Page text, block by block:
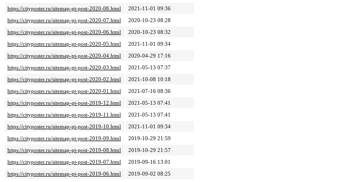
https://cityposter.ru/sitemap-pt-post-2020-08.html
2021-11-01 09:36
https://cityposter.ru/sitemap-pt-post-2020-07.html
2020-10-23 08:28
https://cityposter.ru/sitemap-pt-post-2020-06.html
2020-10-23 08:32
https://cityposter.ru/sitemap-pt-post-2020-05.html
2021-11-01 09:34
https://cityposter.ru/sitemap-pt-post-2020-04.html
2020-04-29 17:16
https://cityposter.ru/sitemap-pt-post-2020-03.html
2021-05-13 07:37
https://cityposter.ru/sitemap-pt-post-2020-02.html
2021-10-08 10:18
https://cityposter.ru/sitemap-pt-post-2020-01.html
2021-07-16 08:36
https://cityposter.ru/sitemap-pt-post-2019-12.html
2021-05-13 07:41
https://cityposter.ru/sitemap-pt-post-2019-11.html
2021-05-13 07:41
https://cityposter.ru/sitemap-pt-post-2019-10.html
2021-11-01 09:34
https://cityposter.ru/sitemap-pt-post-2019-09.html
2019-10-29 21:59
https://cityposter.ru/sitemap-pt-post-2019-08.html
2019-10-29 21:57
https://cityposter.ru/sitemap-pt-post-2019-07.html
2019-09-16 13:01
https://cityposter.ru/sitemap-pt-post-2019-06.html
2019-09-02 08:25